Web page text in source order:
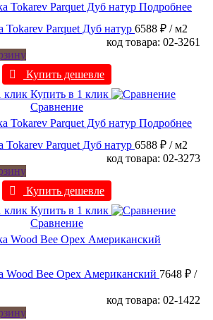
Подробнее
Tokarev Parquet Дуб натур 6588 ₽ / м2
код товара: 02-3261
Купить дешевле
Купить в 1 клик
Сравнение
Подробнее
Tokarev Parquet Дуб натур 6588 ₽ / м2
код товара: 02-3273
Купить дешевле
Купить в 1 клик
Сравнение
Wood Bee Орех Американский 7648 ₽ /
код товара: 02-1422